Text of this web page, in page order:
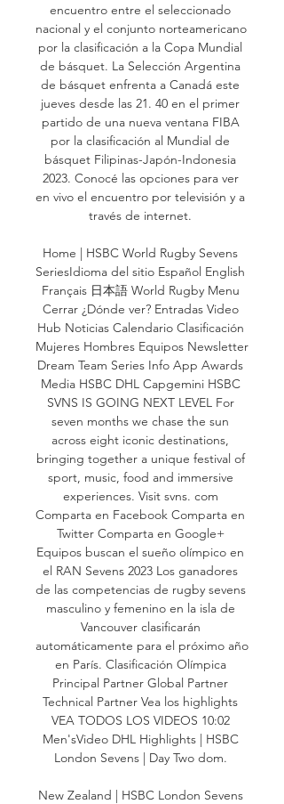
encuentro entre el seleccionado
nacional y el conjunto norteamericano
por la clasificación a la Copa Mundial
de básquet. La Selección Argentina
de básquet enfrenta a Canadá este
jueves desde las 21. 40 en el primer
partido de una nueva ventana FIBA
por la clasificación al Mundial de
básquet Filipinas-Japón-Indonesia
2023. Conocé las opciones para ver
en vivo el encuentro por televisión y a
través de internet.
Home | HSBC World Rugby Sevens
SeriesIdioma del sitio Español English
Français 日本語 World Rugby Menu
Cerrar ¿Dónde ver? Entradas Video
Hub Noticias Calendario Clasificación
Mujeres Hombres Equipos Newsletter
Dream Team Series Info App Awards
Media HSBC DHL Capgemini HSBC
SVNS IS GOING NEXT LEVEL For
seven months we chase the sun
across eight iconic destinations,
bringing together a unique festival of
sport, music, food and immersive
experiences. Visit svns. com
Comparta en Facebook Comparta en
Twitter Comparta en Google+
Equipos buscan el sueño olímpico en
el RAN Sevens 2023 Los ganadores
de las competencias de rugby sevens
masculino y femenino en la isla de
Vancouver clasificarán
automáticamente para el próximo año
en París. Clasificación Olímpica
Principal Partner Global Partner
Technical Partner Vea los highlights
VEA TODOS LOS VIDEOS 10:02
Men'sVideo DHL Highlights | HSBC
London Sevens | Day Two dom.
New Zealand | HSBC London Sevens